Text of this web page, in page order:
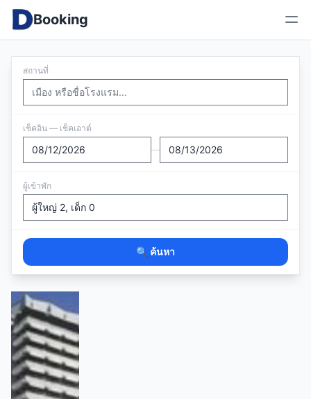
Booking
สถานที่
เช็คอิน — เช็คเอาต์
—
ผู้เข้าพัก
🔍 ค้นหา